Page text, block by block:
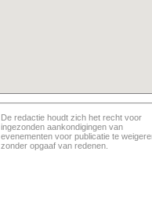
De redactie houdt zich het recht voor
ingezonden aankondigingen van
evenementen voor publicatie te
zonder opgaaf van redenen.